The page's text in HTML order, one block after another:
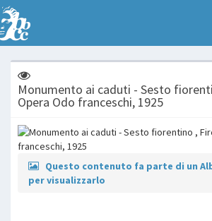
Monumento ai caduti - Sesto
Opera Odo franceschi, 1925
Questo contenuto fa parte di un
per visualizzarlo